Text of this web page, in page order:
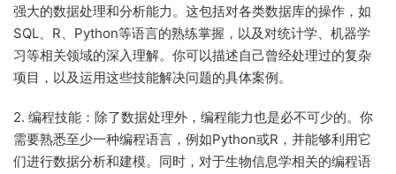
强大的数据处理和分析能力。这包括对各类数据库的操作，如
SQL、R、Python等语言的熟练掌握，以及对统计学、机器学
习等相关领域的深入理解。你可以描述自己曾经处理过的复杂
项目，以及运用这些技能解决问题的具体案例。
2. 编程技能：除了数据处理外，编程能力也是必不可少的。你
需要熟悉至少一种编程语言，例如Python或R，并能够利用它
们进行数据分析和建模。同时，对于生物信息学相关的编程语